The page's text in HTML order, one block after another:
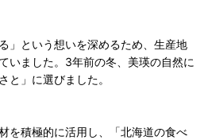
」という想いを深めるため、生産地
いました。3年前の冬、美瑛の自然に
と」に選びました。
を積極的に活用し、「北海道の食べ